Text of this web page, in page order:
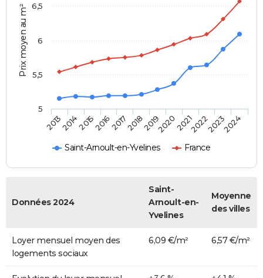
Prix moyen au m²
Saint-Arnoult-en-Yvelines France
201320142015201620172018201920202021202220232024
5
5,5
6
6,5
Données 2024
Saint-
Arnoult-en-
Yvelines
Moyenne
des villes
Loyer mensuel moyen des
logements sociaux
6,09 €/m² 6,57 €/m²